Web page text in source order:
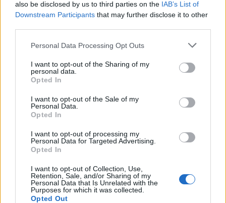
also be disclosed by us to third parties on the IAB’s List of
Downstream Participants that may further disclose it to other
Please note that this website/app uses one or more Google
not limited to your visit or usage behaviour. You may click to
grant or deny consent to Google and its third-party tags to
use your data for below specified purposes in below Google
consent section.
Personal Data Processing Opt Outs
I want to opt-out of the Sharing of my
personal data.
Opted In
I want to opt-out of the Sale of my
Personal Data.
Opted In
I want to opt-out of processing my
Personal Data for Targeted Advertising.
Opted In
I want to opt-out of Collection, Use,
Retention, Sale, and/or Sharing of my
Personal Data that Is Unrelated with the
Purposes for which it was collected.
Opted Out
történetre, mivel a sorozat mindig is a közel-
keleti terror, hírszerzés és pszichológiai
feszültség határmezsgyéjén mozgott. Az
alkotók, Lior Raz és Avi Issacharoff korábban
is törekedtek a realista ábrázolásra, de az
október 7-i események dramatizálása
nyilvánvalóan új szintet jelent.
A Ynet és más izraeli lapok szerint a
produkció készítői komoly belső viták után
döntöttek úgy, hogy a történetet mégis
képernyőre viszik, ugyanakkor fontosnak
tartották a nézők előzetes figyelmeztetését.